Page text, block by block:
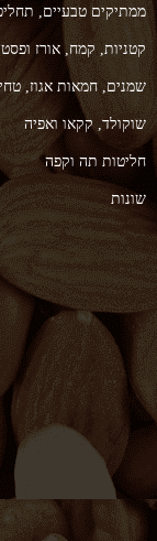
ממתיקים טבעיים,
קטניות, קמח, אורז
שמנים, חמאות אגוז,
שוקולד, קקאו ואפיה
חליטות תה וקפה
שונות